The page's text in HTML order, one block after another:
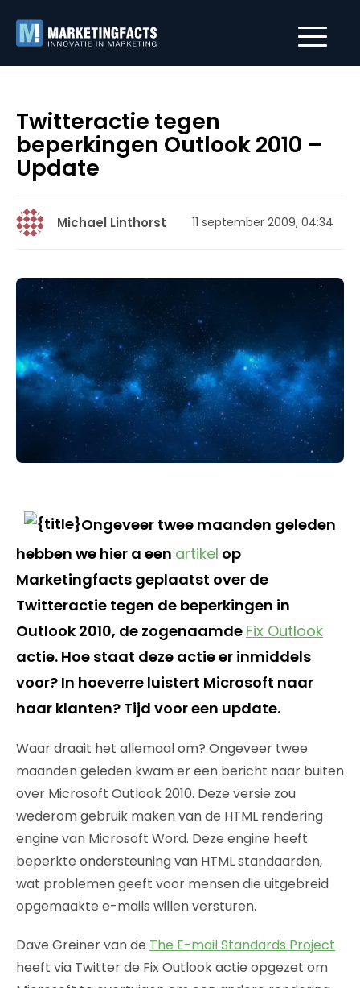
Twitteractie tegen
beperkingen Outlook 2010 –
Update
Michael Linthorst 11 september 2009, 04:34
Ongeveer twee maanden geleden
hebben we hier a een artikel op
Marketingfacts geplaatst over de
Twitteractie tegen de beperkingen in
Outlook 2010, de zogenaamde Fix Outlook
actie. Hoe staat deze actie er inmiddels
voor? In hoeverre luistert Microsoft naar
haar klanten? Tijd voor een update.
Waar draait het allemaal om? Ongeveer twee
maanden geleden kwam er een bericht naar buiten
over Microsoft Outlook 2010. Deze versie zou
wederom gebruik maken van de HTML rendering
engine van Microsoft Word. Deze engine heeft
beperkte ondersteuning van HTML standaarden,
wat problemen geeft voor mensen die uitgebreid
opgemaakte e-mails willen versturen.
Dave Greiner van de The E-mail Standards Project
heeft via Twitter de Fix Outlook actie opgezet om